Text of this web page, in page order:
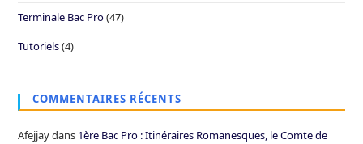
Terminale Bac Pro(47)
Tutoriels(4)
COMMENTAIRES RÉCENTS
Afejjaydans 1ère Bac Pro : Itinéraires Romanesques, le Comte de